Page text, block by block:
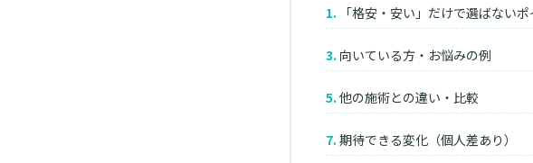
「格安・安い」だけで選ばないポ
向いている方・お悩みの例
他の施術との違い・比較
期待できる変化（個人差あり）